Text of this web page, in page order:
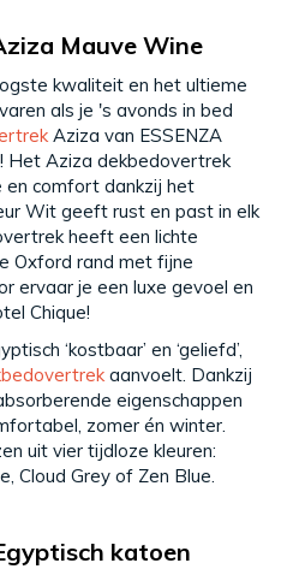
Mauve Wine
kwaliteit en het ultieme
als je 's avonds in bed
Aziza van ESSENZA
Het Aziza dekbedovertrek
comfort dankzij het
Wit geeft rust en past in elk
heeft een lichte
Oxford rand met fijne
ervaar je een luxe gevoel en
Chique!
‘kostbaar’ en ‘geliefd’,
aanvoelt. Dankzij
eigenschappen
zomer én winter.
uit vier tijdloze kleuren:
Cloud Grey of Zen Blue.
katoen